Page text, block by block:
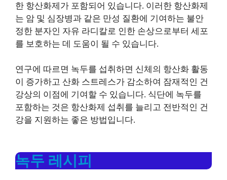
한 항산화제가 포함되어 있습니다. 이러한 항산화제
는 암 및 심장병과 같은 만성 질환에 기여하는 불안
정한 분자인 자유 라디칼로 인한 손상으로부터 세포
를 보호하는 데 도움이 될 수 있습니다.
연구에 따르면 녹두를 섭취하면 신체의 항산화 활동
이 증가하고 산화 스트레스가 감소하여 잠재적인 건
강상의 이점에 기여할 수 있습니다. 식단에 녹두를
포함하는 것은 항산화제 섭취를 늘리고 전반적인 건
강을 지원하는 좋은 방법입니다.
녹두 레시피